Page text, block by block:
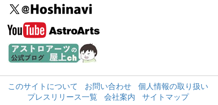
このサイトについて お問い合わせ
個人情報の取り扱い
プレスリリース一覧
会社案内 サイトマップ